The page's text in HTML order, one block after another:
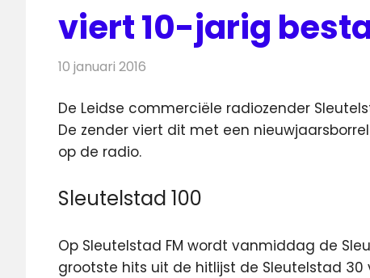
viert 10-jarig
10 januari 2016
De Leidse commerciële radiozender
De zender viert dit met een nieuwjaarsborrel
op de radio.
Sleutelstad 100
Op Sleutelstad FM wordt vanmiddag de
grootste hits uit de hitlijst de Sleutelstad